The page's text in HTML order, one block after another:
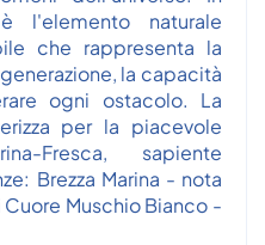
l'elemento naturale
che rappresenta la
la capacità
ogni ostacolo. La
per la piacevole
Fresca, sapiente
Brezza Marina - nota
Muschio Bianco -